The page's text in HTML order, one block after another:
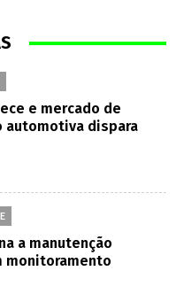
e mercado de
automotiva dispara
a manutenção
monitoramento